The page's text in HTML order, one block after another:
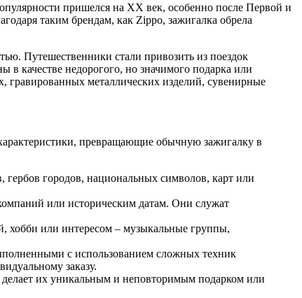
пришелся на XX век, особенно после Первой и
таким брендам, как Zippo, зажигалка обрела
Путешественники стали привозить из поездок
качестве недорогого, но значимого подарка или
металлических изделий, сувенирные
превращающие обычную зажигалку в
городов, национальных символов, карт или
или историческим датам. Они служат
хобби или интересом – музыкальные группы,
с использованием сложных техник
заказу.
их уникальным и неповторимым подарком или